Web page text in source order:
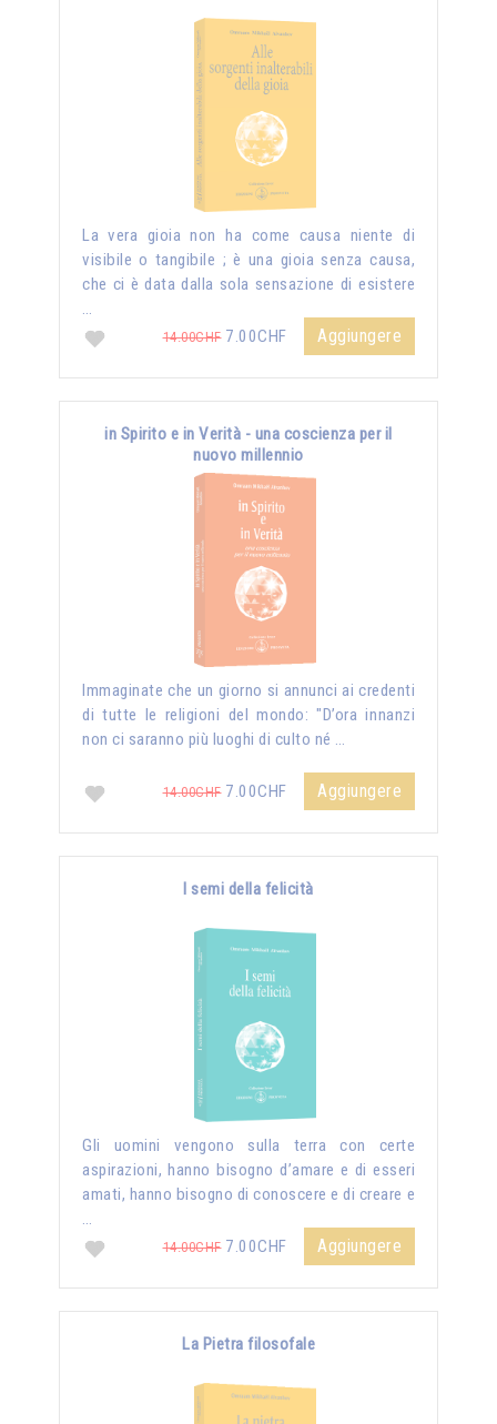
La vera gioia non ha come causa niente di
visibile o tangibile ; è una gioia senza causa,
che ci è data dalla sola sensazione di esistere
…
14.00CHF7.00CHF Aggiungere
in Spirito e in Verità - una coscienza per il
nuovo millennio
Immaginate che un giorno si annunci ai credenti
di tutte le religioni del mondo: "D’ora innanzi
non ci saranno più luoghi di culto né …
14.00CHF7.00CHF Aggiungere
I semi della felicità
Gli uomini vengono sulla terra con certe
aspirazioni, hanno bisogno d’amare e di esseri
amati, hanno bisogno di conoscere e di creare e
…
14.00CHF7.00CHF Aggiungere
La Pietra filosofale